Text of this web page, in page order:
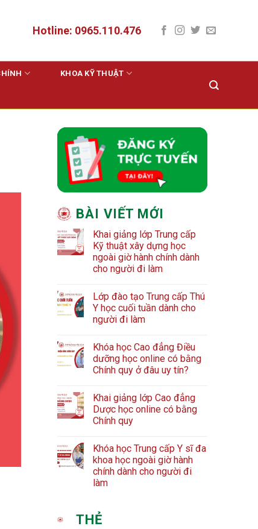
Hotline: 0965.110.476
KHOA KỸ THUẬT
BÀI VIẾT MỚI
Khai giảng lớp Trung cấp
Kỹ thuật xây dựng học
ngoài giờ hành chính dành
cho người đi làm
Lớp đào tạo Trung cấp Thú
Y học cuối tuần dành cho
người đi làm
Khóa học Cao đẳng Điều
dưỡng học online có bằng
Chính quy ở đâu uy tín?
Khai giảng lớp Cao đẳng
Dược học online có bằng
Chính quy
Khóa học Trung cấp Y sĩ đa
khoa học ngoài giờ hành
chính dành cho người đi
làm
THẺ